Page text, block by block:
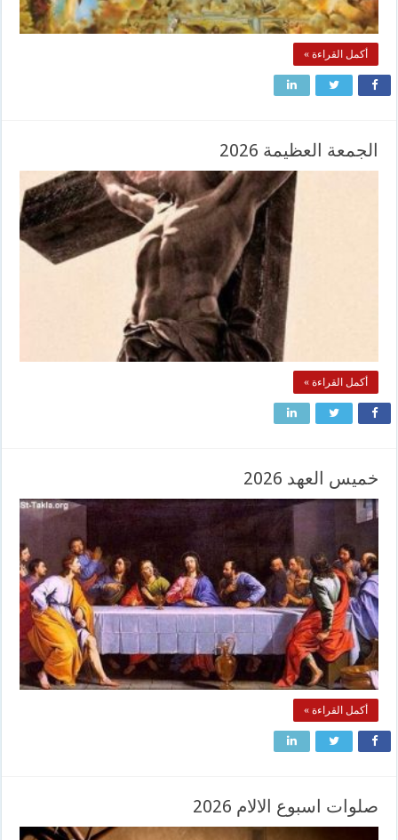
أكمل القراءة »
الجمعة العظيمة 2026
أكمل القراءة »
خميس العهد 2026
أكمل القراءة »
صلوات اسبوع الالام 2026